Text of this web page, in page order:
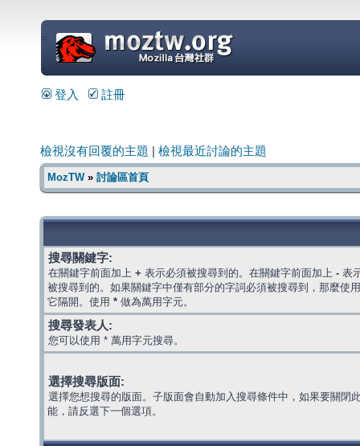
=
登入 註冊
檢視沒有回覆的主題 檢視最近討論的主題
MozTW» 討論區首頁
搜尋關鍵字:
在關鍵字前面加上 + 表示必須被搜尋到的。在關鍵字前面加上 - 表
被搜尋到的。如果關鍵字中僅有部分的字詞必須被搜尋到，那麼使
它隔開。使用 * 做為萬用字元。
搜尋發表人:
您可以使用 * 萬用字元搜尋。
選擇搜尋版面:
選擇您想搜尋的版面。子版面會自動加入搜尋條件中，如果要關閉
能，請反選下一個選項。